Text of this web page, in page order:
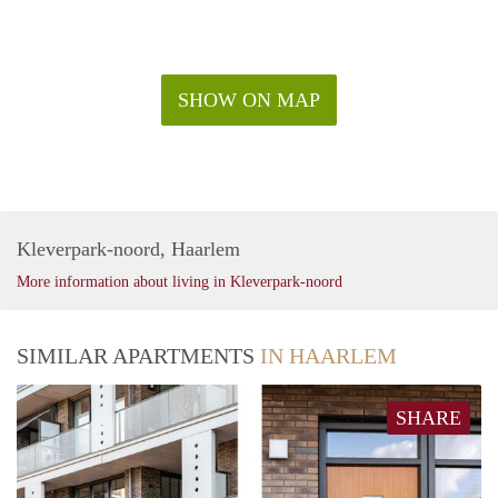
SHOW ON MAP
Kleverpark-noord, Haarlem
More information about living in Kleverpark-noord
SIMILAR APARTMENTS IN HAARLEM
SHARE